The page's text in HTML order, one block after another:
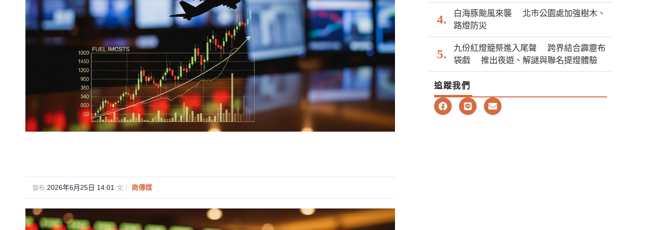
發布 2026年6月25日 14:01 ·文｜ 商傳媒
白海豚颱風來襲 北市公園處加強樹木、
路燈防災
九份紅燈籠祭進入尾聲 跨界結合霹靂布
袋戲 推出夜遊、解謎與聯名提燈體驗
追蹤我們
F
a
L
i
E
n